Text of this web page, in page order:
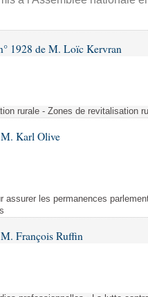
1928 de M. Loïc Kervran
rurale - Zones de revitalisation
M. Karl Olive
assurer les permanences
François Ruffin